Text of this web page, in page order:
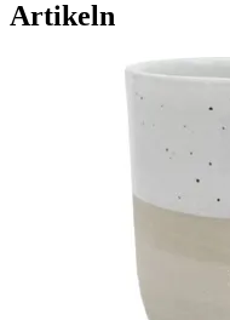
Artikeln